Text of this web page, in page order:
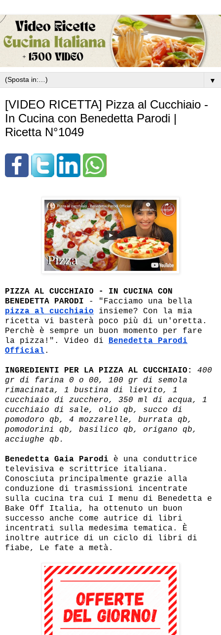
▼
[VIDEO RICETTA] Pizza al Cucchiaio -
In Cucina con Benedetta Parodi |
Ricetta N°1049
PIZZA AL CUCCHIAIO - IN CUCINA CON
BENEDETTA PARODI - "Facciamo una bella
pizza al cucchiaio insieme? Con la mia
ricetta vi basterà poco più di un'oretta.
Perchè è sempre un buon momento per fare
la pizza!". Video di Benedetta Parodi
Official .
INGREDIENTI PER LA PIZZA AL CUCCHIAIO:
400
gr di farina 0 o 00, 100 gr di semola
rimacinata, 1 bustina di lievito, 1
cucchiaio di zucchero, 350 ml di acqua, 1
cucchiaio di sale, olio qb, succo di
pomodoro qb, 4 mozzarelle, burrata qb,
pomodorini qb, basilico qb, origano qb,
acciughe qb.
Benedetta Gaia Parodi è una conduttrice
televisiva e scrittrice italiana.
Conosciuta principalmente grazie alla
conduzione di trasmissioni incentrate
sulla cucina tra cui I menu di Benedetta e
Bake Off Italia, ha ottenuto un buon
successo anche come autrice di libri
incentrati sulla medesima tematica. È
inoltre autrice di un ciclo di libri di
fiabe, Le fate a metà.